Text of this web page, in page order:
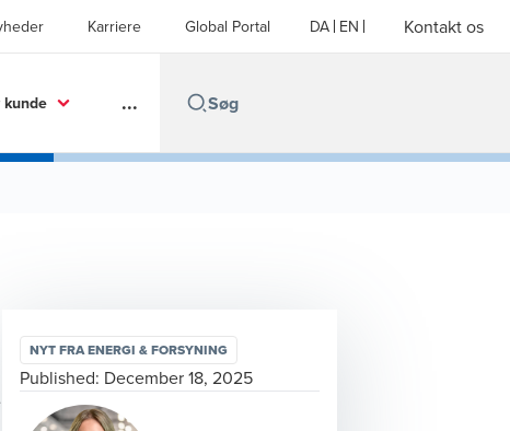
Karriere Global Portal DA EN Kontakt os
kunde ...
NYT FRA ENERGI & FORSYNING
Published: December 18, 2025